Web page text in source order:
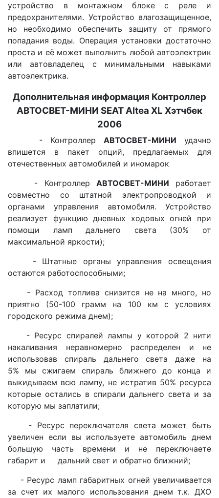
устройство в монтажном блоке с реле и
предохранителями. Устройство влагозащищенное,
но необходимо обеспечить защиту от прямого
попадания воды. Операция установки достаточно
проста и её может выполнить любой автоэлектрик
или автовладелец с минимальными навыками
автоэлектрика.
Дополнительная информация Контроллер
АВТОСВЕТ-МИНИ SEAT Altea XL Хэтчбек
2006
- Контроллер АВТОСВЕТ-МИНИ удачно
впишется в пакет опций, предлагаемых для
отечественных автомобилей и иномарок
- КонтроллерАВТОСВЕТ-МИНИ работает
совместно со штатной электропроводкой и
органами управления автомобиля. Устройство
реализует функцию дневных ходовых огней при
помощи ламп дальнего света (30% от
максимальной яркости);
- Штатные органы управления освещения
остаются работоспособными;
- Расход топлива снизится не на много, но
приятно (50-100 грамм на 100 км с условиях
городского режима днем);
- Ресурс спиралей лампы у которой 2 нити
накаливания неравномерно распределен и не
использовав спираль дальнего света даже на
5% мы сжигаем спираль ближнего до конца и
выкидываем всю лампу, не истратив 50% ресурса
которые остались в спирали дальнего света и за
которую мы заплатили;
- Ресурс переключателя света может быть
увеличен если вы используете автомобиль днем
большую часть времени и не переключаете
габарит и дальний свет и обратно ближний;
- Ресурс ламп габаритных огней увеличивается
за счет их малого использования днем т.к. ДХО